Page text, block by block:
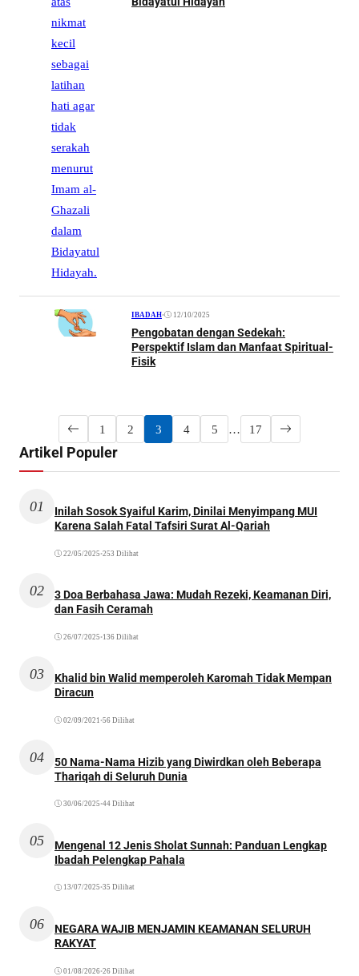
IBADAH• 12/10/2025
Pengobatan dengan Sedekah:
Perspektif Islam dan Manfaat Spiritual-
Fisik
1 2 3 4 5 … 17
Artikel Populer
01
Inilah Sosok Syaiful Karim, Dinilai Menyimpang MUI
Karena Salah Fatal Tafsiri Surat Al-Qariah
22/05/2025 •253 Dilihat
02
3 Doa Berbahasa Jawa: Mudah Rezeki, Keamanan Diri,
dan Fasih Ceramah
26/07/2025 •136 Dilihat
03
Khalid bin Walid memperoleh Karomah Tidak Mempan
Diracun
02/09/2021 •56 Dilihat
04
50 Nama-Nama Hizib yang Diwirdkan oleh Beberapa
Thariqah di Seluruh Dunia
30/06/2025 •44 Dilihat
05
Mengenal 12 Jenis Sholat Sunnah: Panduan Lengkap
Ibadah Pelengkap Pahala
13/07/2025 •35 Dilihat
06
NEGARA WAJIB MENJAMIN KEAMANAN SELURUH
RAKYAT
01/08/2026•26 Dilihat